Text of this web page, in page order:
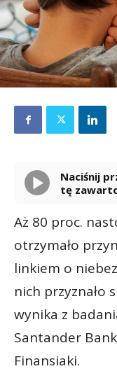
Naciśnij przycisk odtwarzania, aby odsłuchać
tę
Aż 80 proc.
otrzymało
linkiem o
nich przyznało
wynika z
Santander
Finansiaki.